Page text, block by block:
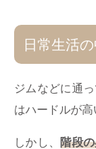
日常生活
ジムなどに通
はハードルが高
しかし、 階段